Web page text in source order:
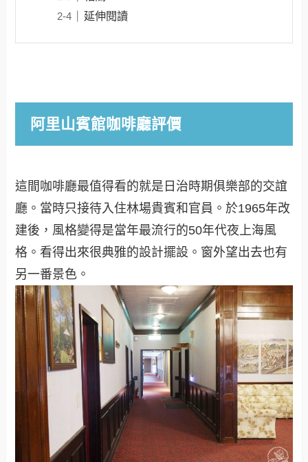
延伸閱讀
阿里山賓館咖啡廳評價
這間咖啡廳最值得看的就是日治時期俱樂部的交誼
廳。當時只接待入住林場貴賓和官員。於1965年改
建後，風格變得是當年最流行的50年代夜上海風
格。看得出來很典雅的設計擺設。窗外望出去也有
另一番景色。